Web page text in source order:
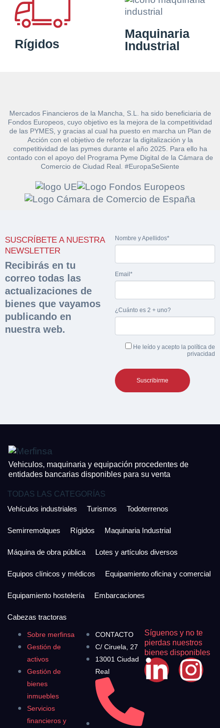
Rígidos
Maquinaria
Industrial
Mercados Financieros de la Mancha, S.L. ha sido beneficiaria de
Fondos Europeos, cuyo objetivo es la mejora de la competitividad
de las PYMES, y gracias al cual ha puesto en marcha un Plan de
Acción con el objetivo de reforzar la digitalización y la
competitividad de las pymes durante el año 2025. Para ello ha
contado con el apoyo del Programa Pyme Digital de la Cámara de
Comercio de Ciudad Real. #EuropaSeSiente
SUSCRÍBETE A NUESTRA
NEWSLETTER
Recibirás en tu
correo todas las
actualizaciones de
bienes que vayamos
publicando en
nuestra web.
Nombre y Apellidos*
Email*
¿Cuánto es 2 + uno?
He leído y acepto la política de
privacidad
Vehiculos, maquinaria y equipación procedentes de
entidades bancarias disponibles para su venta
Sobre merfinsa
Gestión de
activos
Gestión de
bienes
inmuebles
Servicios
financieros y
CONTACTO
C/ Ciruela, 27
13001 Ciudad
Real
Síguenos y no te
pierdas nuestros
bienes disponibles
TODAS LAS CATEGORÍAS
Vehículos industriales
Turismos Todoterrenos
Semirremolques Rígidos Maquinaria Industrial
Máquina de obra pública Lotes y artículos diversos
Equipos clínicos y médicos Equipamiento oficina y comercial
Equipamiento hostelería Embarcaciones
Cabezas tractoras
documentación
sobre la peritación
Rellene este formulario y recibirá en su email el
enlace para descargar la documentación
Nombre y Apellidos*
Hacer Oferta
Razón social*
Teléfono*
Nombre y Apellidos*
Acepto la Política de Privacidad y las Condiciones de Uso.
continuación confirma que estás de acuerdo con ambas.
Sobre Merfinsa
Venta de bienes muebles
Vehículos